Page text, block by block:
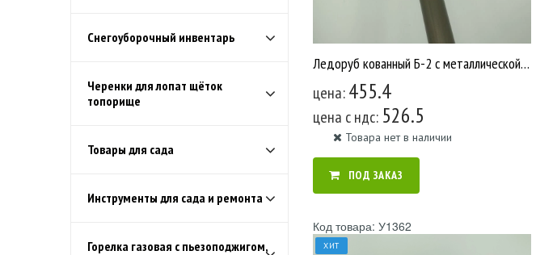
Снегоуборочный инвентарь
Черенки для лопат щёток
топорище
Товары для сада
Инструменты для сада и ремонта
Горелка газовая с пьезоподжигом,
Ледоруб кованный Б-2 с металлической ручкой /10 У1821
цена:455.4
цена c ндс: 526.5
Товара нет в наличии
ПОД ЗАКАЗ
Код товара: У1362
ХИТ